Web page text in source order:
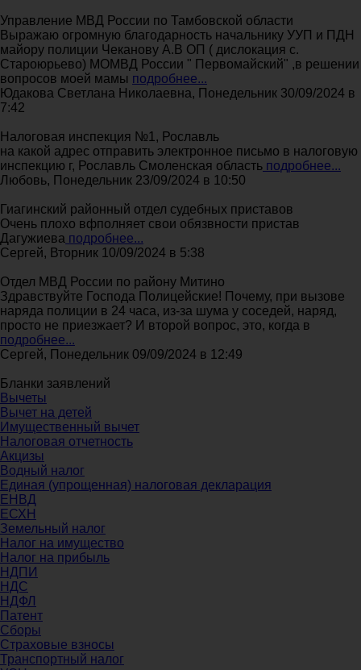
Управление МВД России по Тамбовской области
Выражаю огромную благодарность начальнику УУП и ПДН
майору полиции Чеканову А.В ОП ( дислокация с.
Староюрьево) МОМВД России " Первомайский" ,в решении
вопросов моей мамы подробнее...
Юдакова Светлана Николаевна, Понедельник 30/09/2024 в
7:42
Налоговая инспекция №1, Рославль
на какой адрес отправить электронное письмо в налоговую
инспекцию г, Рославль Смоленская область подробнее...
Любовь, Понедельник 23/09/2024 в 10:50
Гиагинский районный отдел судебных приставов
Очень плохо вфполняет свои обязвности пристав
Дагужиева подробнее...
Сергей, Вторник 10/09/2024 в 5:38
Отдел МВД России по району Митино
Здравствуйте Господа Полицейские! Почему, при вызове
наряда полиции в 24 часа, из-за шума у соседей, наряд,
просто не приезжает? И второй вопрос, это, когда в
подробнее...
Сергей, Понедельник 09/09/2024 в 12:49
Бланки заявлений
Вычеты
Вычет на детей
Имущественный вычет
Налоговая отчетность
Акцизы
Водный налог
Единая (упрощенная) налоговая декларация
ЕНВД
ЕСХН
Земельный налог
Налог на имущество
Налог на прибыль
НДПИ
НДС
НДФЛ
Патент
Сборы
Страховые взносы
Транспортный налог